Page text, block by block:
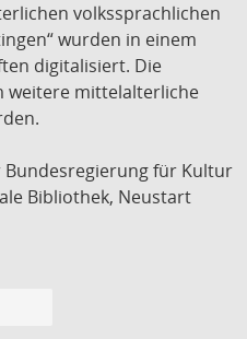
volkssprachlichen
wurden in einem
digitalisiert. Die
weitere mittelalterliche
Bundesregierung für Kultur
Bibliothek, Neustart